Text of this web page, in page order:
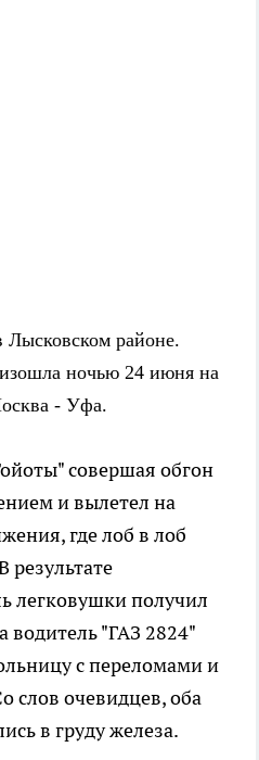
районе.
ночью 24 июня на
- Уфа.
совершая обгон
и вылетел на
где лоб в лоб
результате
легковушки получил
водитель "ГАЗ 2824"
с переломами и
слов очевидцев, оба
в груду железа.